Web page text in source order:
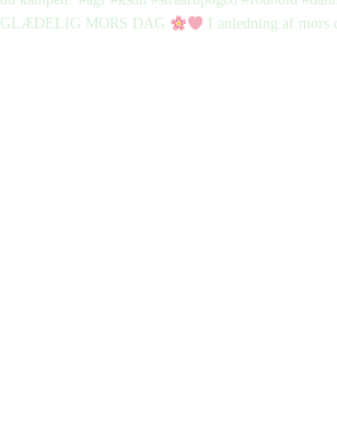
GLÆDELIG MORS DAG I anledning af mors